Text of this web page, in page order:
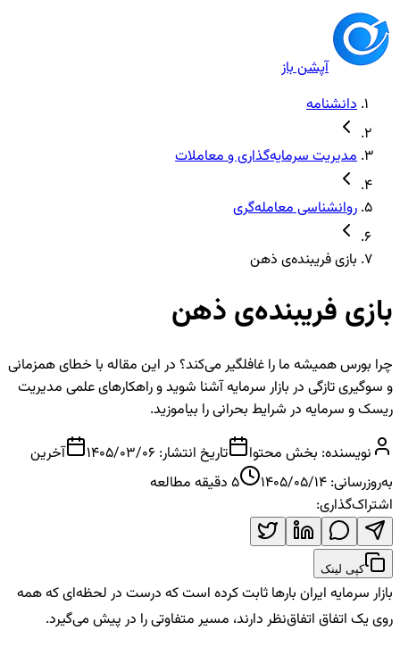
آپشن باز
دانشنامه
مدیریت سرمایه‌گذاری و معاملات
روانشناسی معامله‌گری
بازی فریبنده‌ی ذهن
بازی فریبنده‌ی ذهن
چرا بورس همیشه ما را غافلگیر می‌کند؟ در این مقاله با خطای همزمانی
و سوگیری تازگی در بازار سرمایه آشنا شوید و راهکارهای علمی مدیریت
ریسک و سرمایه در شرایط بحرانی را بیاموزید.
نویسنده: بخش محتوا تاریخ انتشار: 1405/03/06
آخرین
به‌روزرسانی: 1405/05/14
5 دقیقه مطالعه
اشتراک‌گذاری:
کپی لینک
بازار سرمایه ایران بارها ثابت کرده است که درست در لحظه‌ای که همه
روی یک اتفاق اتفاق‌نظر دارند، مسیر متفاوتی را در پیش می‌گیرد.